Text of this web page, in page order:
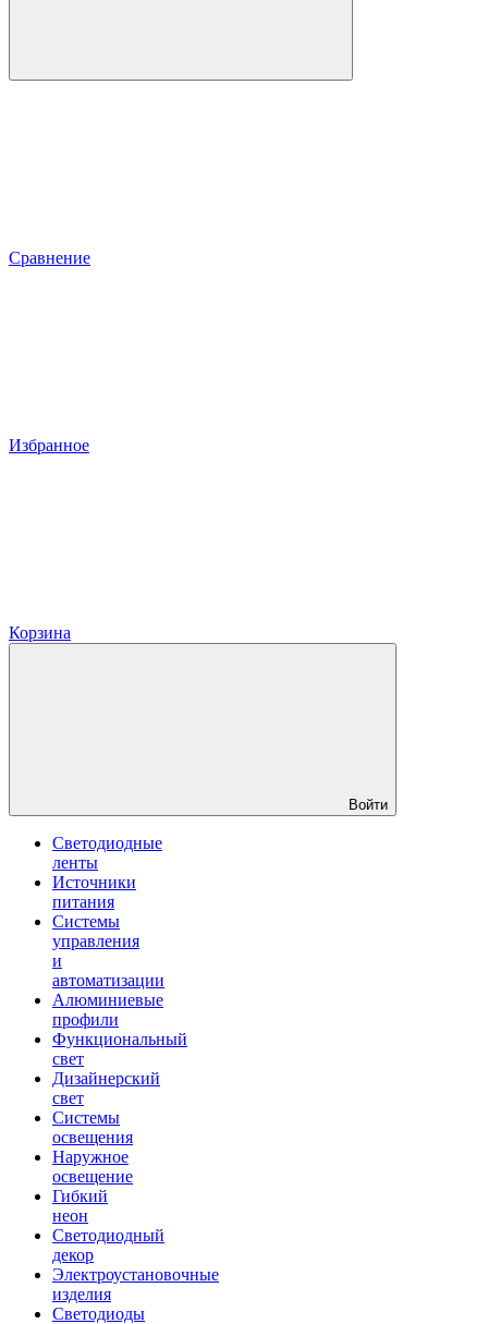
Сравнение
Избранное
Корзина
Войти
Светодиодные
ленты
Источники
питания
Системы
управления
и
автоматизации
Алюминиевые
профили
Функциональный
свет
Дизайнерский
свет
Системы
освещения
Наружное
освещение
Гибкий
неон
Светодиодный
декор
Электроустановочные
изделия
Светодиоды